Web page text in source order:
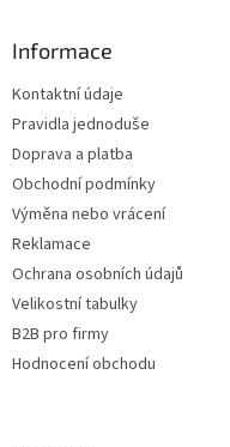
Informace
Kontaktní údaje
Pravidla jednoduše
Doprava a platba
Obchodní podmínky
Výměna nebo vrácení
Reklamace
Ochrana osobních údajů
Velikostní tabulky
B2B pro firmy
Hodnocení obchodu